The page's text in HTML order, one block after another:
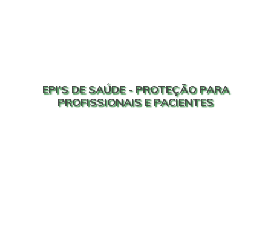
EPI'S DE SAÚDE - PROTEÇÃO PARA
PROFISSIONAIS E PACIENTES